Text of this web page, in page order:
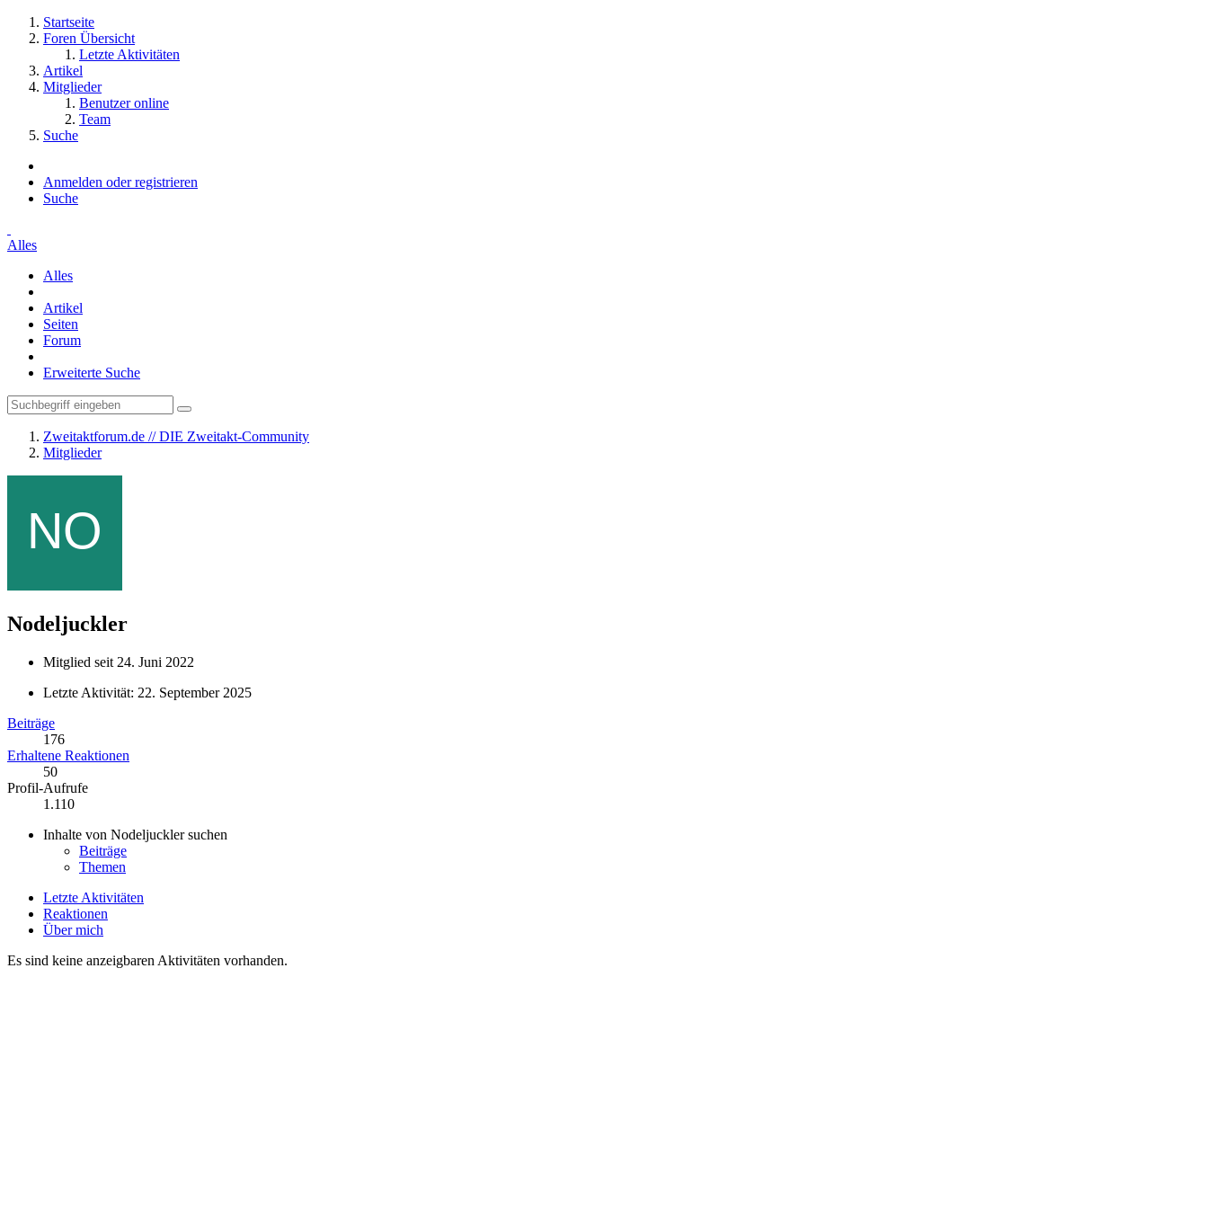
Startseite
Foren Übersicht
Letzte Aktivitäten
Artikel
Mitglieder
Benutzer online
Team
Suche
Anmelden oder registrieren
Suche
Alles
Alles
Artikel
Seiten
Forum
Erweiterte Suche
Zweitaktforum.de // DIE Zweitakt-Community
Mitglieder
Nodeljuckler
Mitglied seit 24. Juni 2022
Letzte Aktivität: 22. September 2025
Beiträge
176
Erhaltene Reaktionen
50
Profil-Aufrufe
1.110
Inhalte von Nodeljuckler suchen
Beiträge
Themen
Letzte Aktivitäten
Reaktionen
Über mich
Es sind keine anzeigbaren Aktivitäten vorhanden.